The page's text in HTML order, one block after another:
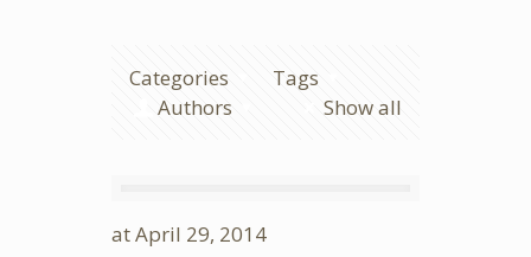
Categories
Tags
Authors
Show all
atApril 29, 2014